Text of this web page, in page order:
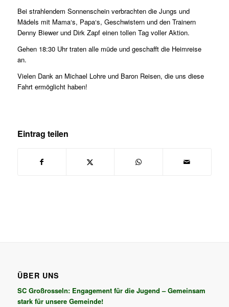
Bei strahlendem Sonnenschein verbrachten die Jungs und
Mädels mit Mama‘s, Papa‘s, Geschwistern und den Trainern
Denny Biewer und Dirk Zapf einen tollen Tag voller Aktion.
Gehen 18:30 Uhr traten alle müde und geschafft die Heimreise
an.
Vielen Dank an Michael Lohre und Baron Reisen, die uns diese
Fahrt ermöglicht haben!
Eintrag teilen
ÜBER UNS
SC Großrosseln: Engagement für die Jugend – Gemeinsam
stark für unsere Gemeinde!